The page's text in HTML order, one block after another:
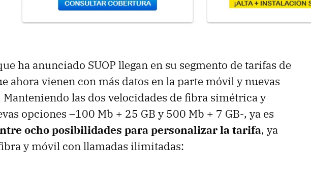
ha anunciado SUOP llegan en su segmento de tarifas de
ahora vienen con más datos en la parte móvil y nuevas
las dos velocidades de fibra simétrica y
opciones –100 Mb + 25 GB y 500 Mb + 7 GB-, ya es
ocho posibilidades para personalizar la tarifa, ya
y móvil con llamadas ilimitadas: